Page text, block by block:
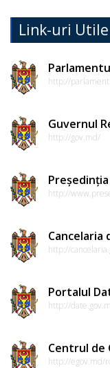
Link-uri Utile
http://
Guvernul
http://gov.md/
http://
Cancelaria
http://
Portalul
http://
Centrul de
http://egov.md/